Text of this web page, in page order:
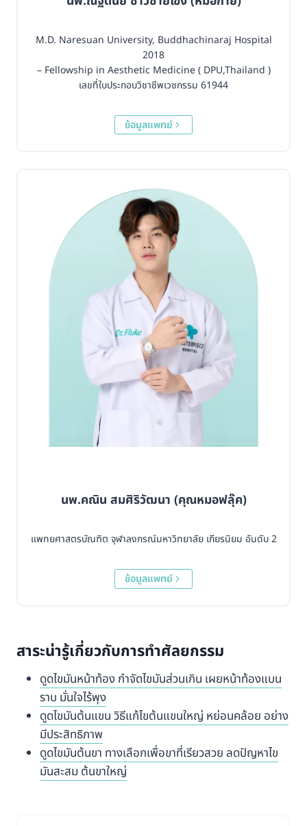
M.D. Naresuan University, Buddhachinaraj Hospital
2018
– Fellowship in Aesthetic Medicine ( DPU,Thailand )
เลขที่ใบประกอบวิชาชีพเวชกรรม 61944
ข้อมูลแพทย์
นพ.คณิน สมศิริวัฒนา (คุณหมอฟลุ๊ค)
แพทยศาสตรบัณฑิต จุฬาลงกรณ์มหาวิทยาลัย เกียรนิยม อันดับ 2
ข้อมูลแพทย์
สาระน่ารู้เกี่ยวกับการทำศัลยกรรม
ดูดไขมันหน้าท้อง กำจัดไขมันส่วนเกิน เผยหน้าท้องแบน
ราบ มั่นใจไร้พุง
ดูดไขมันต้นแขน วิธีแก้ไขต้นแขนใหญ่ หย่อนคล้อย อย่าง
มีประสิทธิภาพ
ดูดไขมันต้นขา ทางเลือกเพื่อขาที่เรียวสวย ลดปัญหาไข
มันสะสม ต้นขาใหญ่